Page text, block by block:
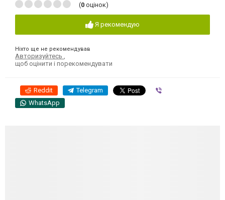
(0 оцінок)
Я рекомендую
Ніхто ще не рекомендував
Авторизуйтесь ,
щоб оцінити і порекомендувати
Reddit Telegram
WhatsApp